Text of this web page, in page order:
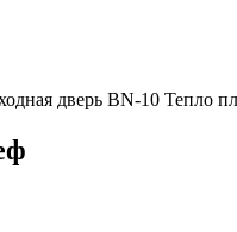
дверь BN-10